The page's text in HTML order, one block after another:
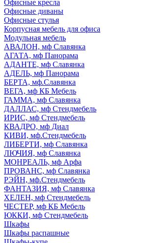
Офисные кресла
Офисные диваны
Офисные стулья
Корпусная мебель для офиса
Модульная мебель
АВАЛОН, мф Славянка
АГАТА, мф Панорама
АДАНТЕ, мф Славянка
АДЕЛЬ, мф Панорама
БЕРТА, мф.Славянка
ВЕГА, мф КБ Мебель
ГАММА, мф Славянка
ДАЛЛАС, мф Стендмебель
ИРИС, мф Стендмебель
КВАДРО, мф Диал
КИВИ, мф.Стендмебель
ЛИБЕРТИ, мф Славянка
ЛЮЧИЯ, мф Славянка
МОНРЕАЛЬ, мф Арфа
ПРОВАНС, мф Славянка
РЭЙН, мф.Стендмебель
ФАНТАЗИЯ, мф Славянка
ХЕЛЕН, мф Стендмебель
ЧЕСТЕР, мф КБ Мебель
ЮККИ, мф Стендмебель
Шкафы
Шкафы распашные